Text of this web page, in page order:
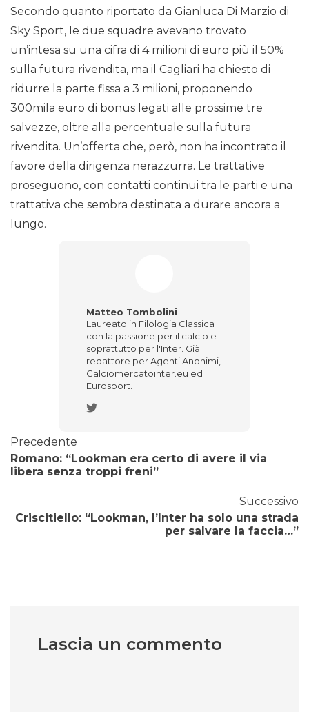
Secondo quanto riportato da Gianluca Di Marzio di
Sky Sport, le due squadre avevano trovato
un’intesa su una cifra di 4 milioni di euro più il 50%
sulla futura rivendita, ma il Cagliari ha chiesto di
ridurre la parte fissa a 3 milioni, proponendo
300mila euro di bonus legati alle prossime tre
salvezze, oltre alla percentuale sulla futura
rivendita. Un’offerta che, però, non ha incontrato il
favore della dirigenza nerazzurra. Le trattative
proseguono, con contatti continui tra le parti e una
trattativa che sembra destinata a durare ancora a
lungo.
Matteo Tombolini
Laureato in Filologia Classica
con la passione per il calcio e
soprattutto per l'Inter. Già
redattore per Agenti Anonimi,
Calciomercatointer.eu ed
Eurosport.
Precedente
Romano: “Lookman era certo di avere il via
libera senza troppi freni”
Successivo
Criscitiello: “Lookman, l’Inter ha solo una strada
per salvare la faccia…”
Lascia un commento